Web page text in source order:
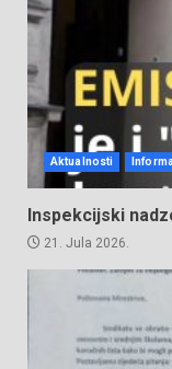
Aktualnosti
Inspekcijski
21. Jula 2026.